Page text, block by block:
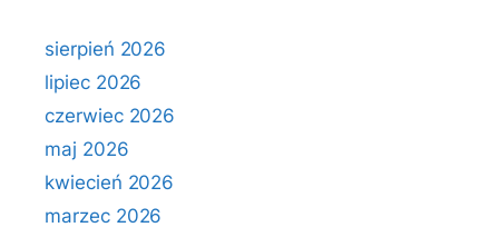
sierpień 2026
lipiec 2026
czerwiec 2026
maj 2026
kwiecień 2026
marzec 2026